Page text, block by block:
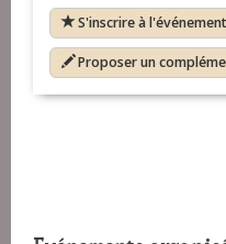
S'inscrire à l'événement
Proposer un